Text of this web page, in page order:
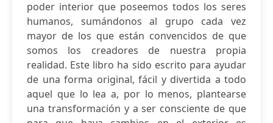
poder interior que poseemos todos los seres
humanos, sumándonos al grupo cada vez
mayor de los que están convencidos de que
somos los creadores de nuestra propia
realidad. Este libro ha sido escrito para ayudar
de una forma original, fácil y divertida a todo
aquel que lo lea a, por lo menos, plantearse
una transformación y a ser consciente de que